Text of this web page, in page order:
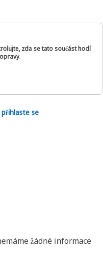
zda se tato součást hodí
se
žádné informace